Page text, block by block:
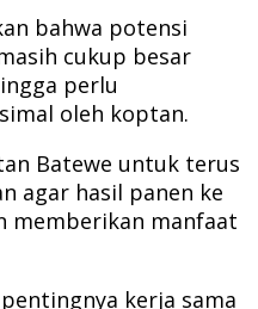
bahwa potensi
cukup besar
perlu
oleh koptan.
Batewe untuk terus
agar hasil panen ke
memberikan manfaat
kerja sama